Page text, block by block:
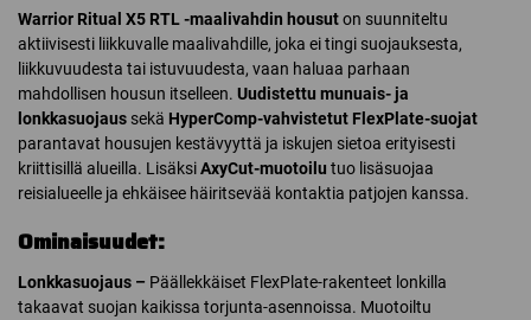
Warrior Ritual X5 RTL -maalivahdin housuton suunniteltu
aktiivisesti liikkuvalle maalivahdille, joka ei tingi suojauksesta,
liikkuvuudesta tai istuvuudesta, vaan haluaa parhaan
mahdollisen housun itselleen. Uudistettu munuais- ja
lonkkasuojaus sekä HyperComp-vahvistetut FlexPlate-suojat
parantavat housujen kestävyyttä ja iskujen sietoa erityisesti
kriittisillä alueilla. LisäksiAxyCut-muotoilu tuo lisäsuojaa
reisialueelle ja ehkäisee häiritsevää kontaktia patjojen kanssa.
Ominaisuudet:
Lonkkasuojaus – Päällekkäiset FlexPlate-rakenteet lonkilla
takaavat suojan kaikissa torjunta-asennoissa. Muotoiltu